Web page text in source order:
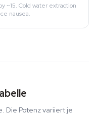
~15. Cold water extraction
nausea.
Die Potenz variiert je